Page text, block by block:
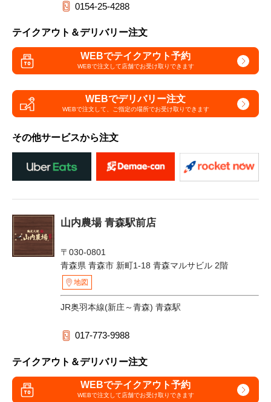
0154-25-4288
テイクアウト＆デリバリー注文
WEBでテイクアウト予約
WEBで注文して店舗でお受け取りできます
WEBでデリバリー注文
WEBで注文して、 ご指定の場所でお受け取りできます
その他サービスから注文
山内農場 青森駅前店
〒030-0801
青森県 青森市 新町1-18 青森マルサビル 2階
地図
JR奥羽本線(新庄～青森) 青森駅
017-773-9988
テイクアウト＆デリバリー注文
WEBでテイクアウト予約
WEBで注文して店舗でお受け取りできます